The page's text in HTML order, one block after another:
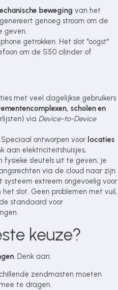
beweging van het
genoeg stroom om de
geven.
getrokken. Het slot "oogst"
om de S50 cilinder of
met veel dagelijkse gebruikers
scholen en
via Device-to-Device
Speciaal ontworpen voor locaties
aan elektriciteitshuisjes,
sleutels uit te geven; je
via de cloud naar zijn
extreem ongevoelig voor
slot. Geen problemen met vuil,
standaard voor
keuze?
. Denk aan:
zendmasten moeten
te dragen.